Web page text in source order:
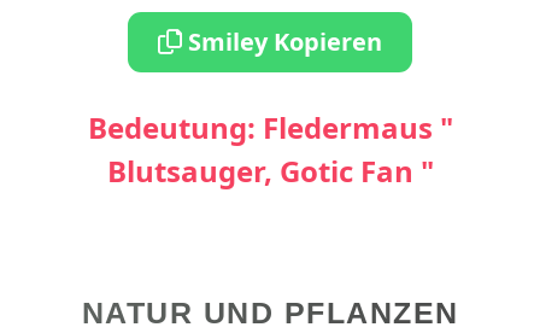
Smiley Kopieren
Bedeutung: Fledermaus "
Blutsauger, Gotic Fan "
NATUR UND PFLANZEN